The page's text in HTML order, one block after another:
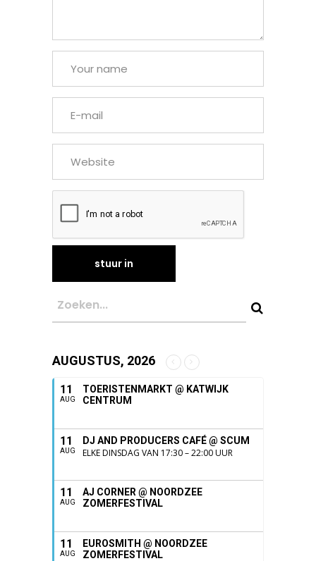
AUGUSTUS, 2026
11
AUG
TOERISTENMARKT @ KATWIJK
CENTRUM
11
AUG
DJ AND PRODUCERS CAFÉ @ SCUM
ELKE DINSDAG VAN 17:30 – 22:00 UUR
11
AUG
AJ CORNER @ NOORDZEE
ZOMERFESTIVAL
11
AUG
EUROSMITH @ NOORDZEE
ZOMERFESTIVAL